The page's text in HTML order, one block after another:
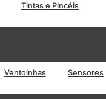
Tintas e Pincéis
Ventoinhas Sensores